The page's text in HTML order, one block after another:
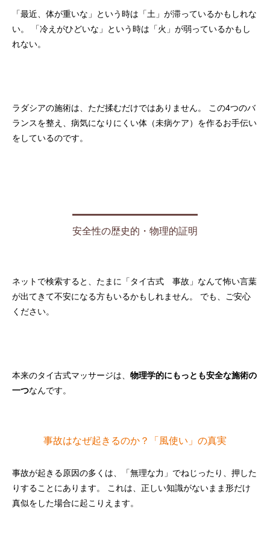
「最近、体が重いな」という時は「土」が滞っているかもしれな
い。 「冷えがひどいな」という時は「火」が弱っているかもし
れない。
ラダシアの施術は、ただ揉むだけではありません。 この4つのバ
ランスを整え、病気になりにくい体（未病ケア）を作るお手伝い
をしているのです。
安全性の歴史的・物理的証明
ネットで検索すると、たまに「タイ古式 事故」なんて怖い言葉
が出てきて不安になる方もいるかもしれません。 でも、ご安心
ください。
本来のタイ古式マッサージは、 物理学的にもっとも安全な施術の
一つなんです。
事故はなぜ起きるのか？「風使い」の真実
事故が起きる原因の多くは、「無理な力」でねじったり、押した
りすることにあります。 これは、正しい知識がないまま形だけ
真似をした場合に起こりえます。